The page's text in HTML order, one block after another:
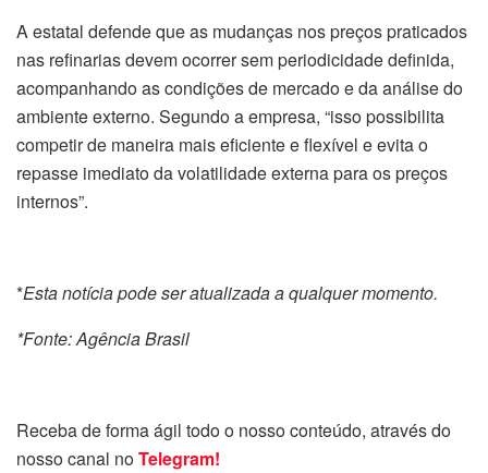
A estatal defende que as mudanças nos preços praticados
nas refinarias devem ocorrer sem periodicidade definida,
acompanhando as condições de mercado e da análise do
ambiente externo. Segundo a empresa, “isso possibilita
competir de maneira mais eficiente e flexível e evita o
repasse imediato da volatilidade externa para os preços
internos”.
*Esta notícia pode ser atualizada a qualquer momento.
*Fonte: Agência Brasil
Receba de forma ágil todo o nosso conteúdo, através do
nosso canal noTelegram!